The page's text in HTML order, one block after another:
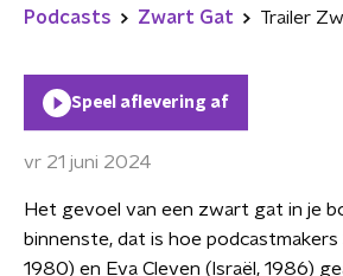
Podcasts Zwart Gat Trailer
Speel aflevering af
vr 21 juni 2024
Het gevoel van een zwart gat in je
binnenste, dat is hoe podcastmakers
1980) en Eva Cleven (Israël, 1986)